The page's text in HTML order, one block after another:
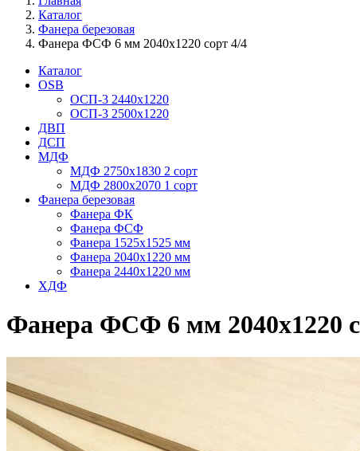
Каталог
Фанера березовая
Фанера ФСФ 6 мм 2040х1220 сорт 4/4
Каталог
OSB
ОСП-3 2440х1220
ОСП-3 2500х1220
ДВП
ДСП
МДФ
МДФ 2750х1830 2 сорт
МДФ 2800х2070 1 сорт
Фанера березовая
Фанера ФК
Фанера ФСФ
Фанера 1525х1525 мм
Фанера 2040х1220 мм
Фанера 2440х1220 мм
ХДФ
Фанера ФСФ 6 мм 2040х1220